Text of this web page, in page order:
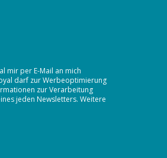
mir per E-Mail an mich
darf zur Werbeoptimierung
zur Verarbeitung
jeden Newsletters. Weitere